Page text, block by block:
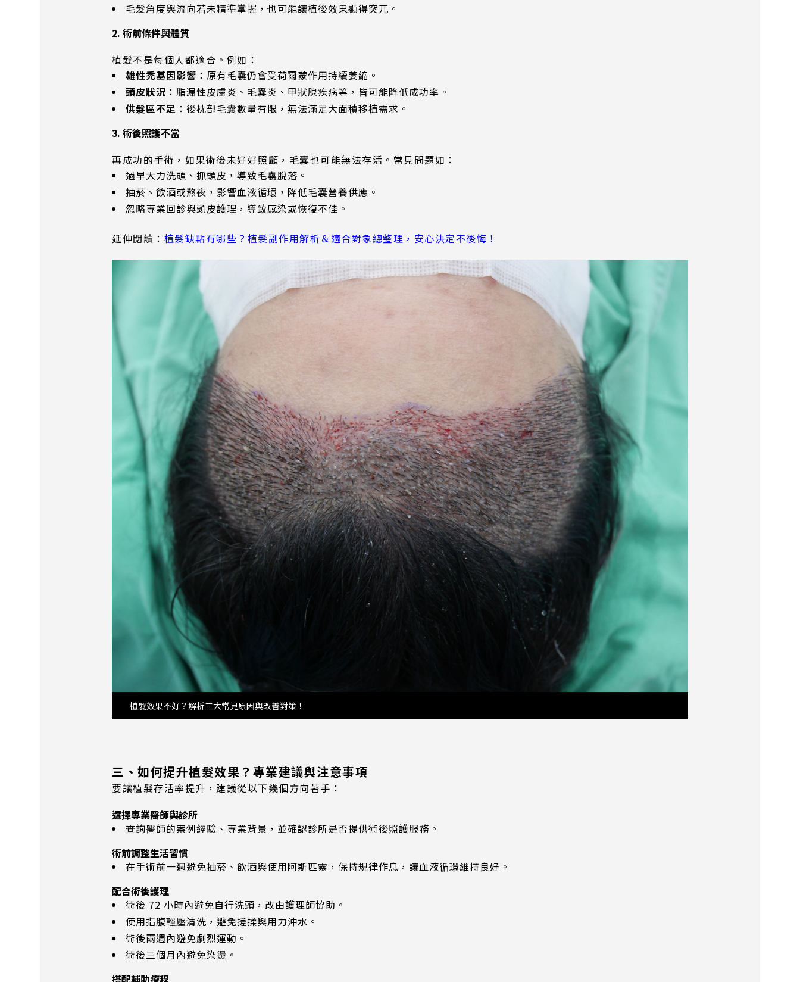
毛髮角度與流向若未精準掌握，也可能讓植後效果顯得突兀。
2. 術前條件與體質
植髮不是每個人都適合。例如：
雄性禿基因影響 ：原有毛囊仍會受荷爾蒙作用持續萎縮。
頭皮狀況 ：脂漏性皮膚炎、毛囊炎、甲狀腺疾病等，皆可能降低成功率。
供髮區不足 ：後枕部毛囊數量有限，無法滿足大面積移植需求。
3. 術後照護不當
再成功的手術，如果術後未好好照顧，毛囊也可能無法存活。常見問題如：
過早大力洗頭、抓頭皮，導致毛囊脫落。
抽菸、飲酒或熬夜，影響血液循環，降低毛囊營養供應。
忽略專業回診與頭皮護理，導致感染或恢復不佳。
延伸閱讀： 植髮缺點有哪些？植髮副作用解析＆適合對象總整理，安心決定不後悔！
植髮效果不好？解析三大常見原因與改善對策！
三、如何提升植髮效果？專業建議與注意事項
要讓植髮存活率提升，建議從以下幾個方向著手：
選擇專業醫師與診所
查詢醫師的案例經驗、專業背景，並確認診所是否提供術後照護服務。
術前調整生活習慣
在手術前一週避免抽菸、飲酒與使用阿斯匹靈，保持規律作息，讓血液循環維持良好。
配合術後護理
術後 72 小時內避免自行洗頭，改由護理師協助。
使用指腹輕壓清洗，避免搓揉與用力沖水。
術後兩週內避免劇烈運動。
術後三個月內避免染燙。
搭配輔助療程